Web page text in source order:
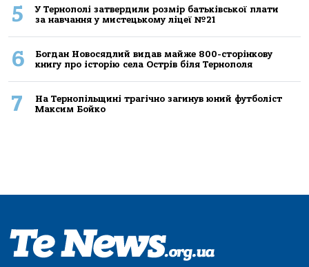
5
У Тернополі затвердили розмір батьківської плати
за навчання у мистецькому ліцеї №21
6
Богдан Новосядлий видав майже 800-сторінкову
книгу про історію села Острів біля Тернополя
7
На Тернопільщині трагічно загинув юний футболіст
Максим Бойко